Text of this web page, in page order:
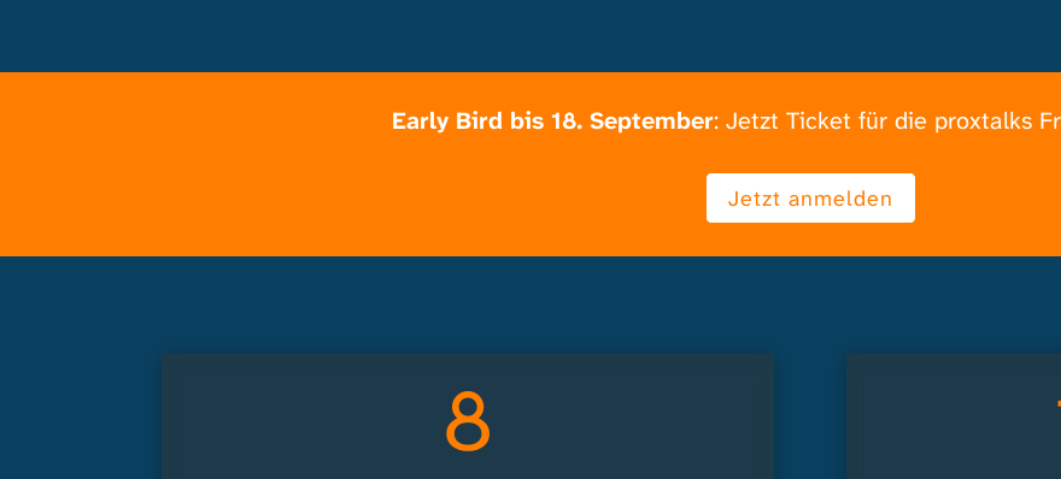
Early Bird bis 18. September: Jetzt Ticket für die proxtalks
Jetzt anmelden
8